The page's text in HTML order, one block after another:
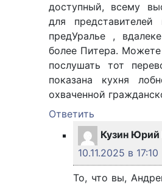
доступный, всему
для
предУралье ,
более Питера. Можете
послушать тот
показана кухня
охваченной
Ответить
Кузин
10.11.2025 в 17:10
То, что вы,